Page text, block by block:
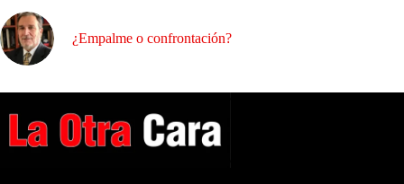
¿Empalme o confrontación?